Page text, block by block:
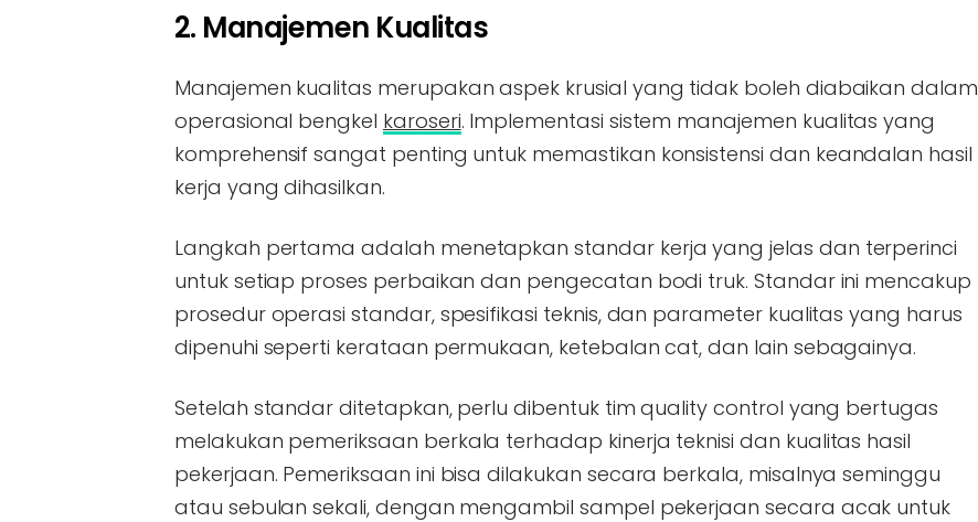
2. Manajemen Kualitas
Manajemen kualitas merupakan aspek krusial yang tidak boleh diabaikan dalam
operasional bengkel karoseri. Implementasi sistem manajemen kualitas yang
komprehensif sangat penting untuk memastikan konsistensi dan keandalan hasil
kerja yang dihasilkan.
Langkah pertama adalah menetapkan standar kerja yang jelas dan terperinci
untuk setiap proses perbaikan dan pengecatan bodi truk. Standar ini mencakup
prosedur operasi standar, spesifikasi teknis, dan parameter kualitas yang harus
dipenuhi seperti kerataan permukaan, ketebalan cat, dan lain sebagainya.
Setelah standar ditetapkan, perlu dibentuk tim quality control yang bertugas
melakukan pemeriksaan berkala terhadap kinerja teknisi dan kualitas hasil
pekerjaan. Pemeriksaan ini bisa dilakukan secara berkala, misalnya seminggu
atau sebulan sekali, dengan mengambil sampel pekerjaan secara acak untuk